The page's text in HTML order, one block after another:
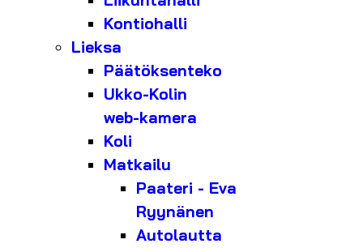
Kontiohalli
Lieksa
Päätöksenteko
Ukko-Kolin
web-kamera
Koli
Matkailu
Paateri - Eva
Ryynänen
Autolautta